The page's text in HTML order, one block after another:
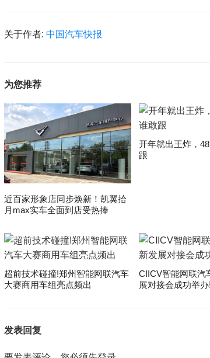
关于作者: 中国汽车快报
为您推荐
近百家形象店同步焕新！凯翼拾
月max实车全面到店受热捧
开年就出王炸，
跟
超前技术碰撞!郑州智能网联汽车
大赛商用车组亮点频出
CIICV智能网联汽
展对接会成功举办!
发表回复